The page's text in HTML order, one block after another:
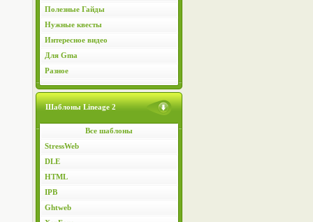
Полезные Гайды
Нужные квесты
Интересное видео
Для Gma
Разное
Шаблоны Lineage 2
Все шаблоны
StressWeb
DLE
HTML
IPB
Ghtweb